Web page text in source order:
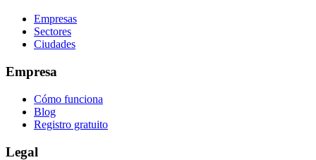
Empresas
Sectores
Ciudades
Empresa
Cómo funciona
Blog
Registro gratuito
Legal